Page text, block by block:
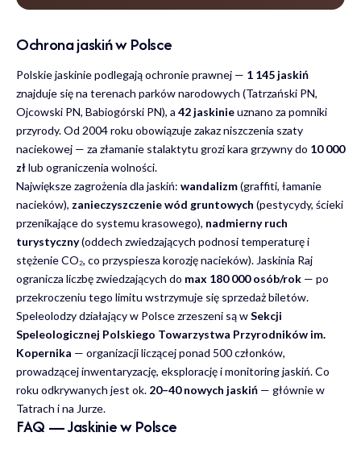
Ochrona jaskiń w Polsce
Polskie jaskinie podlegają ochronie prawnej — 1 145 jaskiń
znajduje się na terenach parków narodowych (Tatrzański PN,
Ojcowski PN, Babiogórski PN), a 42 jaskinieuznano za pomniki
przyrody. Od 2004 roku obowiązuje zakaz niszczenia szaty
naciekowej — za złamanie stalaktytu grozi kara grzywny do 10 000
złlub ograniczenia wolności.
Największe zagrożenia dla jaskiń: wandalizm(graffiti, łamanie
nacieków), zanieczyszczenie wód gruntowych (pestycydy, ścieki
przenikające do systemu krasowego), nadmierny ruch
turystyczny(oddech zwiedzających podnosi temperaturę i
stężenie CO₂, co przyspiesza korozję nacieków). Jaskinia Raj
ogranicza liczbę zwiedzających do max 180 000 osób/rok — po
przekroczeniu tego limitu wstrzymuje się sprzedaż biletów.
Speleolodzy działający w Polsce zrzeszeni są wSekcji
Speleologicznej Polskiego Towarzystwa Przyrodników im.
Kopernika — organizacji liczącej ponad 500 członków,
prowadzącej inwentaryzację, eksplorację i monitoring jaskiń. Co
roku odkrywanych jest ok. 20–40 nowych jaskiń — głównie w
Tatrach i na Jurze.
FAQ — Jaskinie w Polsce